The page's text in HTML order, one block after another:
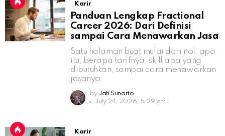
Karir
Panduan Lengkap Fractional
Career 2026: Dari Definisi
sampai Cara Menawarkan Jasa
Satu halaman buat mulai dari nol: apa
itu, berapa tarifnya, skill apa yang
dibutuhkan, sampai cara menawarkan
jasanya.
by Jati Sunarto
July 24, 2026, 5:29 pm
Karir